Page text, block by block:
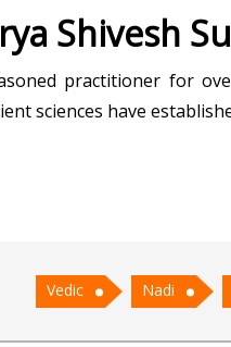
Shivesh
practitioner for
sciences have
into the intricacies of
commitment to
Vedic Nadi